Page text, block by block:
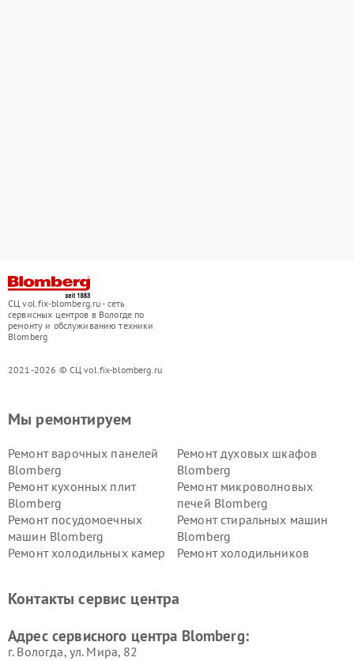
СЦ vol.fix-blomberg.ru - сеть
сервисных центров в Вологде по
ремонту и обслуживанию техники
Blomberg
2021-2026 © СЦ vol.fix-blomberg.ru
Мы ремонтируем
Ремонт варочных панелей
Blomberg
Ремонт духовых шкафов
Blomberg
Ремонт кухонных плит
Blomberg
Ремонт микроволновых
печей Blomberg
Ремонт посудомоечных
машин Blomberg
Ремонт стиральных машин
Blomberg
Ремонт холодильных камер
Ремонт холодильников
Контакты сервис центра
Адрес сервисного центра Blomberg:
г. Вологда, ул. Мира, 82